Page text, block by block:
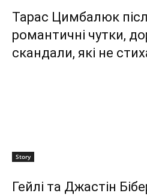
Тарас Цимбалюк
романтичні чутки,
скандали, які не
Story
Гейлі та Джастін